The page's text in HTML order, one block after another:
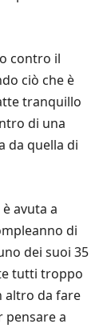
contro il
ciò che è
tranquillo
di una
da quella di
avuta a
di
dei suoi 35
tutti troppo
altro da fare
pensare a